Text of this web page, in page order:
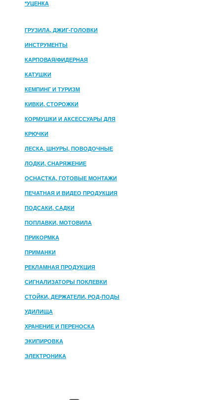
*УЦЕНКА
ГРУЗИЛА, ДЖИГ-ГОЛОВКИ
ИНСТРУМЕНТЫ
КАРПОВАЯ/ФИДЕРНАЯ
КАТУШКИ
КЕМПИНГ И ТУРИЗМ
КИВКИ, СТОРОЖКИ
КОРМУШКИ И АКСЕССУАРЫ ДЛЯ
ПРИКОРМКИ
КРЮЧКИ
ЛЕСКА, ШНУРЫ, ПОВОДОЧНЫЕ
МАТЕРИАЛЫ
ЛОДКИ, СНАРЯЖЕНИЕ
ОСНАСТКА, ГОТОВЫЕ МОНТАЖИ
ПЕЧАТНАЯ И ВИДЕО ПРОДУКЦИЯ
ПОДСАКИ, САДКИ
ПОПЛАВКИ, МОТОВИЛА
ПРИКОРМКА
ПРИМАНКИ
РЕКЛАМНАЯ ПРОДУКЦИЯ
СИГНАЛИЗАТОРЫ ПОКЛЕВКИ
СТОЙКИ, ДЕРЖАТЕЛИ, РОД-ПОДЫ
УДИЛИЩА
ХРАНЕНИЕ И ПЕРЕНОСКА
ЭКИПИРОВКА
ЭЛЕКТРОНИКА